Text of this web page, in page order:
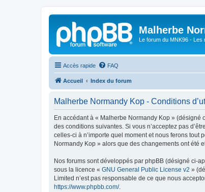
Malherbe
Le forum du MNK96 - Les
Accès rapide FAQ
Accueil Index du forum
Malherbe Normandy Kop - Conditions
En accédant à « Malherbe Normandy Kop » (désigné
des conditions suivantes. Si vous n’acceptez pas
celles-ci à n’importe quel moment et nous ferons tout
Normandy Kop » alors que des changements ont été
Nos forums sont développés par phpBB (désigné ci-
sous la licence « GNU General Public License v2 »
Limited n’est pas responsable de ce que nous
https://www.phpbb.com/.